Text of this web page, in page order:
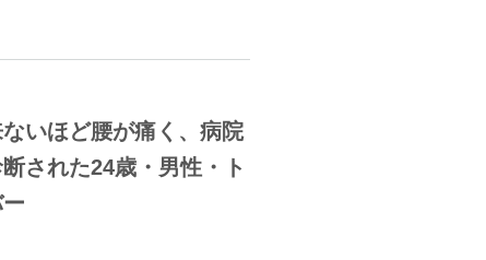
いほど腰が痛く、病院
された24歳・男性・ト